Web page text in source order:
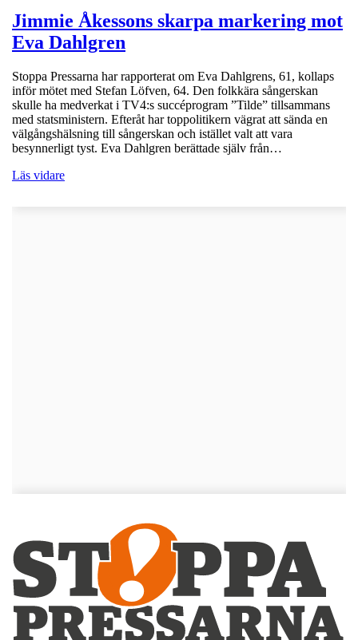
Jimmie Åkessons skarpa markering mot
Eva Dahlgren
Stoppa Pressarna har rapporterat om Eva Dahlgrens, 61, kollaps
inför mötet med Stefan Löfven, 64. Den folkkära sångerskan
skulle ha medverkat i TV4:s succéprogram ”Tilde” tillsammans
med statsministern. Efteråt har toppolitikern vägrat att sända en
välgångshälsning till sångerskan och istället valt att vara
besynnerligt tyst. Eva Dahlgren berättade själv från…
Läs vidare